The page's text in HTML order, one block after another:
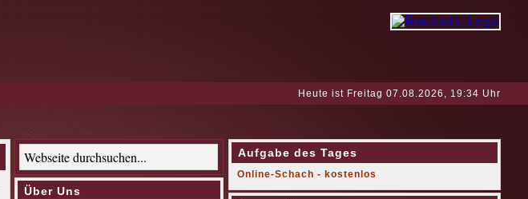
Heute ist Freitag 07.08.2026, 19:34 Uhr
Über Uns
Aufgabe des Tages
Online-Schach - kostenlos